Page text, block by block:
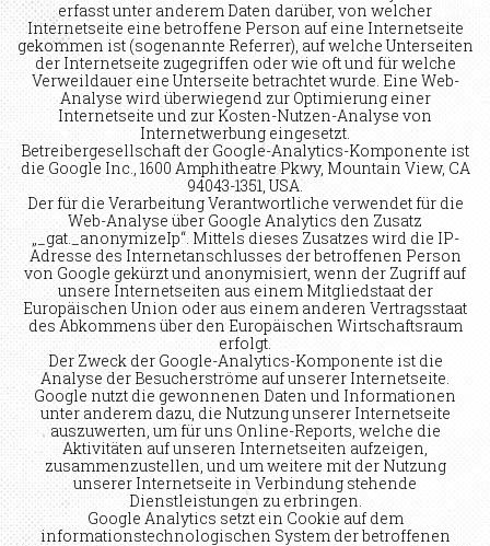
erfasst unter anderem Daten darüber, von welcher
Internetseite eine betroffene Person auf eine Internetseite
gekommen ist (sogenannte Referrer), auf welche Unterseiten
der Internetseite zugegriffen oder wie oft und für welche
Verweildauer eine Unterseite betrachtet wurde. Eine Web-
Analyse wird überwiegend zur Optimierung einer
Internetseite und zur Kosten-Nutzen-Analyse von
Internetwerbung eingesetzt.
Betreibergesellschaft der Google-Analytics-Komponente ist
die Google Inc., 1600 Amphitheatre Pkwy, Mountain View, CA
94043-1351, USA.
Der für die Verarbeitung Verantwortliche verwendet für die
Web-Analyse über Google Analytics den Zusatz
„_gat._anonymizeIp“. Mittels dieses Zusatzes wird die IP-
Adresse des Internetanschlusses der betroffenen Person
von Google gekürzt und anonymisiert, wenn der Zugriff auf
unsere Internetseiten aus einem Mitgliedstaat der
Europäischen Union oder aus einem anderen Vertragsstaat
des Abkommens über den Europäischen Wirtschaftsraum
erfolgt.
Der Zweck der Google-Analytics-Komponente ist die
Analyse der Besucherströme auf unserer Internetseite.
Google nutzt die gewonnenen Daten und Informationen
unter anderem dazu, die Nutzung unserer Internetseite
auszuwerten, um für uns Online-Reports, welche die
Aktivitäten auf unseren Internetseiten aufzeigen,
zusammenzustellen, und um weitere mit der Nutzung
unserer Internetseite in Verbindung stehende
Dienstleistungen zu erbringen.
Google Analytics setzt ein Cookie auf dem
informationstechnologischen System der betroffenen